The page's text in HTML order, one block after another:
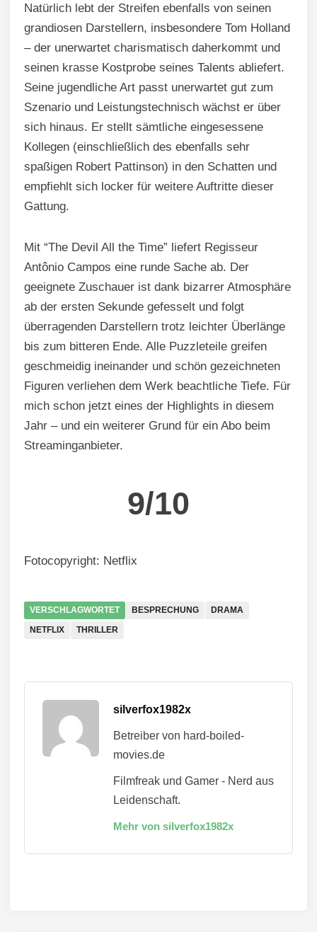
Natürlich lebt der Streifen ebenfalls von seinen
grandiosen Darstellern, insbesondere Tom Holland
– der unerwartet charismatisch daherkommt und
seinen krasse Kostprobe seines Talents abliefert.
Seine jugendliche Art passt unerwartet gut zum
Szenario und Leistungstechnisch wächst er über
sich hinaus. Er stellt sämtliche eingesessene
Kollegen (einschließlich des ebenfalls sehr
spaßigen Robert Pattinson) in den Schatten und
empfiehlt sich locker für weitere Auftritte dieser
Gattung.
Mit “The Devil All the Time” liefert Regisseur
Antônio Campos eine runde Sache ab. Der
geeignete Zuschauer ist dank bizarrer Atmosphäre
ab der ersten Sekunde gefesselt und folgt
überragenden Darstellern trotz leichter Überlänge
bis zum bitteren Ende. Alle Puzzleteile greifen
geschmeidig ineinander und schön gezeichneten
Figuren verliehen dem Werk beachtliche Tiefe. Für
mich schon jetzt eines der Highlights in diesem
Jahr – und ein weiterer Grund für ein Abo beim
Streaminganbieter.
9/10
Fotocopyright: Netflix
VERSCHLAGWORTET BESPRECHUNG
DRAMA
NETFLIX
THRILLER
silverfox1982x
Betreiber von hard-boiled-
movies.de
Filmfreak und Gamer - Nerd aus
Leidenschaft.
Mehr von silverfox1982x